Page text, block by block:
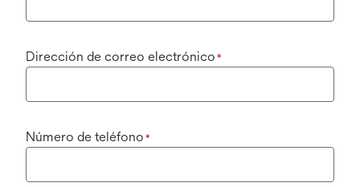
Dirección de correo electrónico *
Número de teléfono *